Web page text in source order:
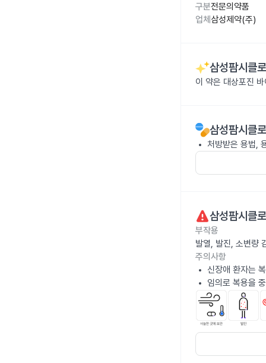
구분전문의약품
업체 삼성제약(주)
삼성팜시클
이 약은 대상포진
삼성팜시클
처방받은 용법,
삼성팜시클
부작용
발열, 발진, 소변량
주의사항
신장애 환자는
임의로 복용을